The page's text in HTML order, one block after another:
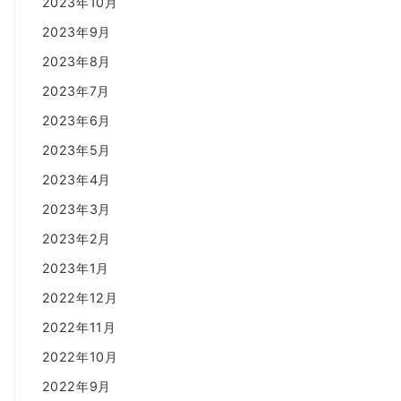
2023年9月
2023年8月
2023年7月
2023年6月
2023年5月
2023年4月
2023年3月
2023年2月
2023年1月
2022年12月
2022年11月
2022年10月
2022年9月